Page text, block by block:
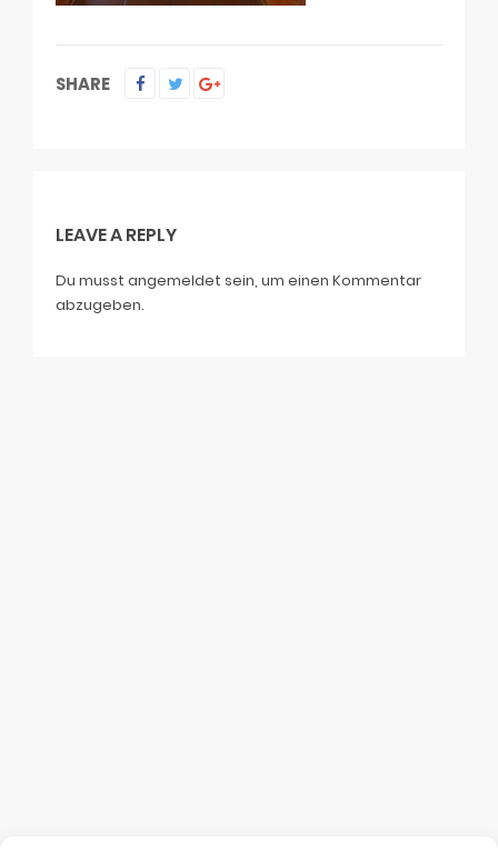
SHARE
LEAVE A REPLY
Du musst angemeldet sein, um einen Kommentar
abzugeben.